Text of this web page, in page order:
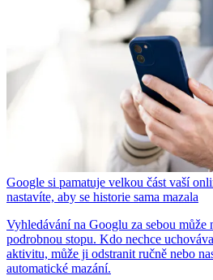
Google si pamatuje velkou část vaší
nastavíte, aby se historie sama mazala
Vyhledávání na Googlu za sebou může
podrobnou stopu. Kdo nechce
aktivitu, může ji odstranit ručně nebo
automatické mazání.